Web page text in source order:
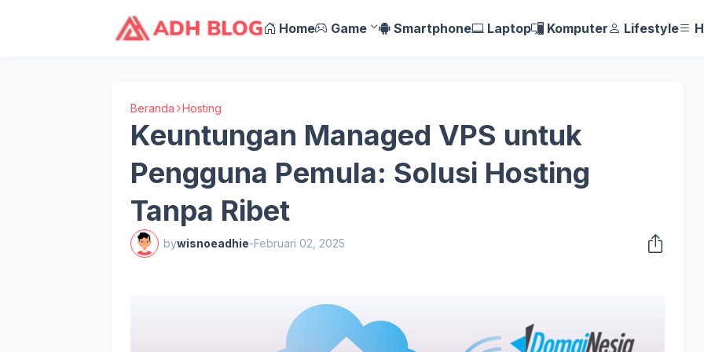
Home Game Smartphone Laptop Komputer Lifestyle
Beranda Hosting
Keuntungan Managed VPS untuk
Pengguna Pemula: Solusi Hosting
Tanpa Ribet
bywisnoeadhie-Februari 02, 2025